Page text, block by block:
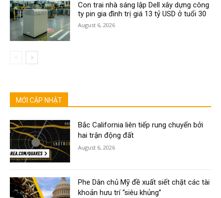
Con trai nhà sáng lập Dell xây dựng công
ty pin gia đình trị giá 13 tỷ USD ở tuổi 30
August 6, 2026
MỚI CẬP NHẬT
Bắc California liên tiếp rung chuyển bởi
hai trận động đất
August 6, 2026
Phe Dân chủ Mỹ đề xuất siết chặt các tài
khoản hưu trí “siêu khủng”